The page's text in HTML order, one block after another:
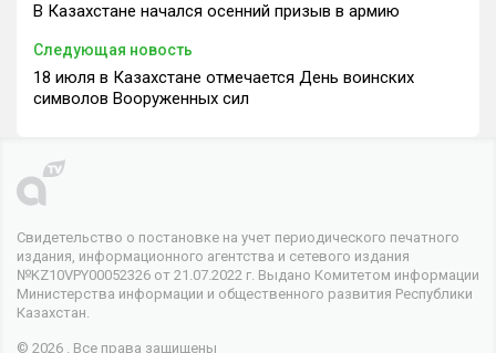
В Казахстане начался осенний призыв в армию
Следующая новость
18 июля в Казахстане отмечается День воинских
символов Вооруженных сил
Свидетельство о постановке на учет периодического печатного
издания, информационного агентства и сетевого издания
№KZ10VPY00052326 от 21.07.2022 г. Выдано Комитетом информации
Министерства информации и общественного развития Республики
Казахстан.
© 2026 . Все права защищены